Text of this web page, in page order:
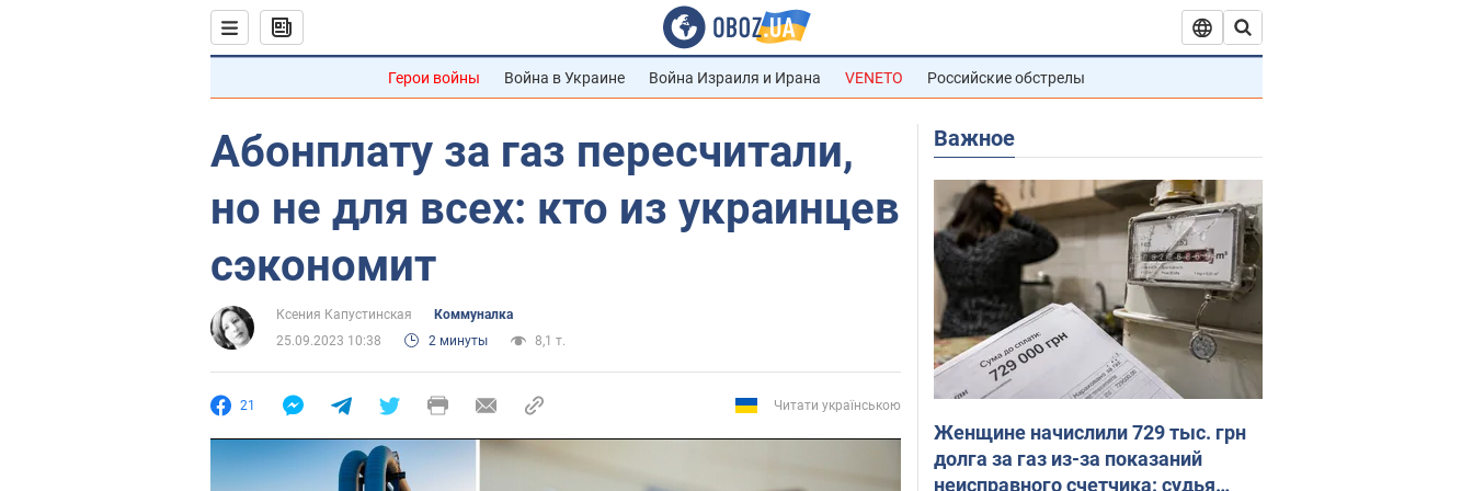
Герои войны Война в Украине Война Израиля и Ирана VENETO Российские обстрелы
Абонплату за газ пересчитали,
но не для всех: кто из украинцев
сэкономит
Ксения Капустинская
Коммуналка
25.09.2023 10:38
2 минуты 8,1 т.
21 Читати українською
Важное
Женщине начислили 729 тыс. грн
долга за газ из-за показаний
неисправного счетчика: судья